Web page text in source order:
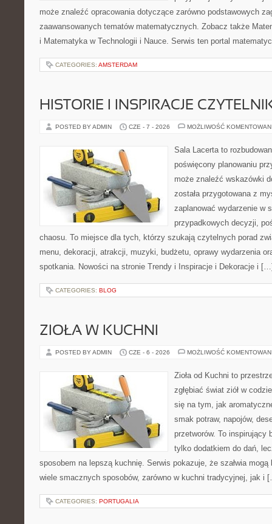
może znaleźć opracowania dotyczące zarówno podstawowych
zaawansowanych tematów matematycznych. Zobacz także
i Matematyka w Technologii i Nauce. Serwis ten portal
CATEGORIES: AMSTERDAM
HISTORIE I INSPIRACJE
POSTED BY ADMIN CZE - 7 - 2026 MOŻLIWOŚĆ
Sala Lacerta to
poświęcony planowaniu
może znaleźć wskazówki
została przygotowana z
zaplanować wydarzenie w
przypadkowych decyzji,
chaosu. To miejsce dla tych, którzy szukają czytelnych porad
menu, dekoracji, atrakcji, muzyki, budżetu, oprawy wydarzenia
spotkania. Nowości na stronie Trendy i Inspiracje i Dekoracje i
CATEGORIES: BLOG
ZIOŁA W KUCHNI
POSTED BY ADMIN CZE - 6 - 2026 MOŻLIWOŚĆ
Zioła od Kuchni to
zgłębiać świat ziół w
się na tym, jak
smak potraw, napojów,
przetworów. To inspirujący
tylko dodatkiem do dań,
sposobem na lepszą kuchnię. Serwis pokazuje, że szałwia
wiele smacznych sposobów, zarówno w kuchni tradycyjnej, jak i
CATEGORIES: PORTUGALIA